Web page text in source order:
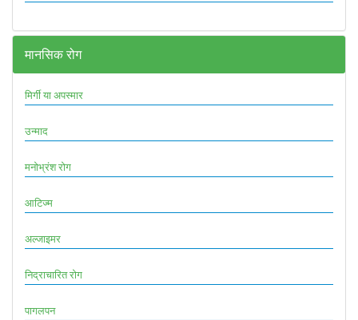
मानसिक रोग
मिर्गी या अपस्मार
उन्माद
मनोभ्रंश रोग
आटिज्म
अल्जाइमर
निद्राचारित रोग
पागलपन